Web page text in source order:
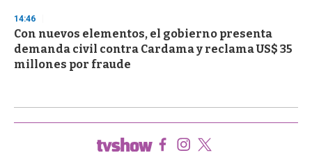
14:46
Con nuevos elementos, el gobierno presenta
demanda civil contra Cardama y reclama US$ 35
millones por fraude